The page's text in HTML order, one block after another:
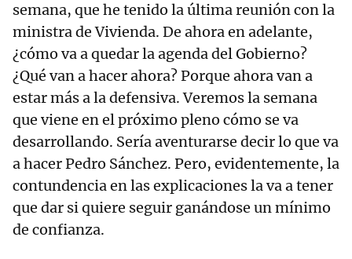
semana, que he tenido la última reunión con la
ministra de Vivienda. De ahora en adelante,
¿cómo va a quedar la agenda del Gobierno?
¿Qué van a hacer ahora? Porque ahora van a
estar más a la defensiva. Veremos la semana
que viene en el próximo pleno cómo se va
desarrollando. Sería aventurarse decir lo que va
a hacer Pedro Sánchez. Pero, evidentemente, la
contundencia en las explicaciones la va a tener
que dar si quiere seguir ganándose un mínimo
de confianza.